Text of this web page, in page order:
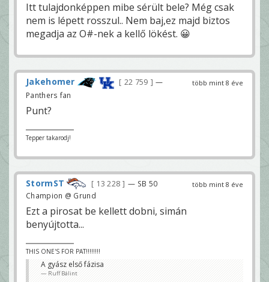
Itt tulajdonképpen mibe sérült bele? Még csak
nem is lépett rosszul.. Nem baj,ez majd biztos
megadja az O#-nek a kellő lökést. 😀
több mint 8 éve
Jakehomer 22 759
—
Panthers fan
Punt?
Tepper takarodj!
több mint 8 éve
StormST 13 228
— SB 50
Champion @ Grund
Ezt a pirosat be kellett dobni, simán
benyújtotta...
THIS ONE'S FOR PAT!!!!!!!!
A gyász első fázisa
Ruff Bálint